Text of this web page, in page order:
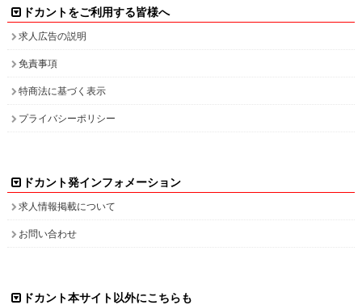
ドカントをご利用する皆様へ
求人広告の説明
免責事項
特商法に基づく表示
プライバシーポリシー
ドカント発インフォメーション
求人情報掲載について
お問い合わせ
ドカント本サイト以外にこちらも